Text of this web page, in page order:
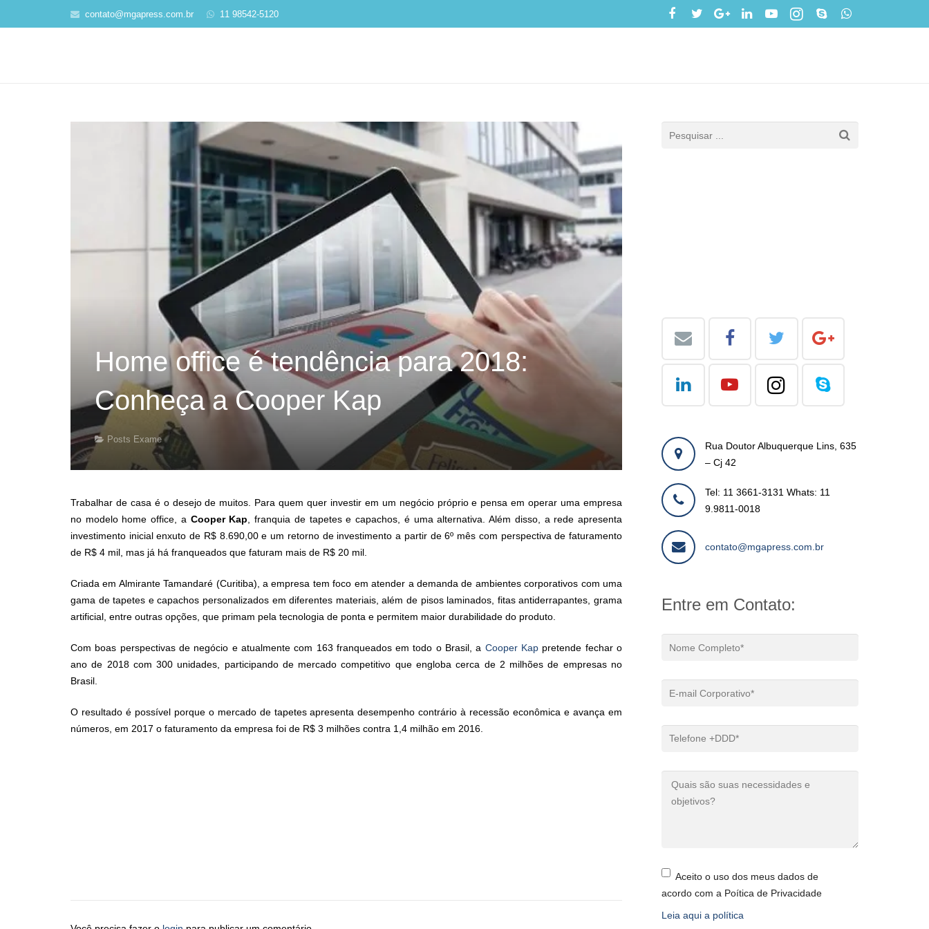
contato@mgapress.com.br 11 98542-5120
Home office é tendência para 2018:
Conheça a Cooper Kap
Posts Exame
Trabalhar de casa é o desejo de muitos. Para quem quer investir em um negócio próprio e pensa em operar uma empresa
no modelo home office, a Cooper Kap , franquia de tapetes e capachos, é uma alternativa. Além disso, a rede apresenta
investimento inicial enxuto de R$ 8.690,00 e um retorno de investimento a partir de 6º mês com perspectiva de faturamento
de R$ 4 mil, mas já há franqueados que faturam mais de R$ 20 mil.
Criada em Almirante Tamandaré (Curitiba), a empresa tem foco em atender a demanda de ambientes corporativos com uma
gama de tapetes e capachos personalizados em diferentes materiais, além de pisos laminados, fitas antiderrapantes, grama
artificial, entre outras opções, que primam pela tecnologia de ponta e permitem maior durabilidade do produto.
Com boas perspectivas de negócio e atualmente com 163 franqueados em todo o Brasil, a Cooper Kap pretende fechar o
ano de 2018 com 300 unidades, participando de mercado competitivo que engloba cerca de 2 milhões de empresas no
Brasil.
O resultado é possível porque omercado de tapetes apresenta desempenho contrário à recessão econômica e avança em
números, em 2017 o faturamento da empresa foi de R$ 3 milhões contra 1,4 milhão em 2016.
Rua Doutor Albuquerque Lins, 635
– Cj 42
Tel: 11 3661-3131 Whats: 11
9.9811-0018
contato@mgapress.com.br
Entre em Contato:
Aceito o uso dos meus dados de
acordo com a Poítica de Privacidade
Leia aqui a política